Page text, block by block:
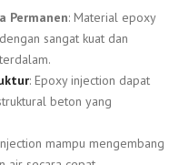
Permanen: Material epoxy
sangat kuat dan
: Epoxy injection dapat
beton yang
mampu mengembang